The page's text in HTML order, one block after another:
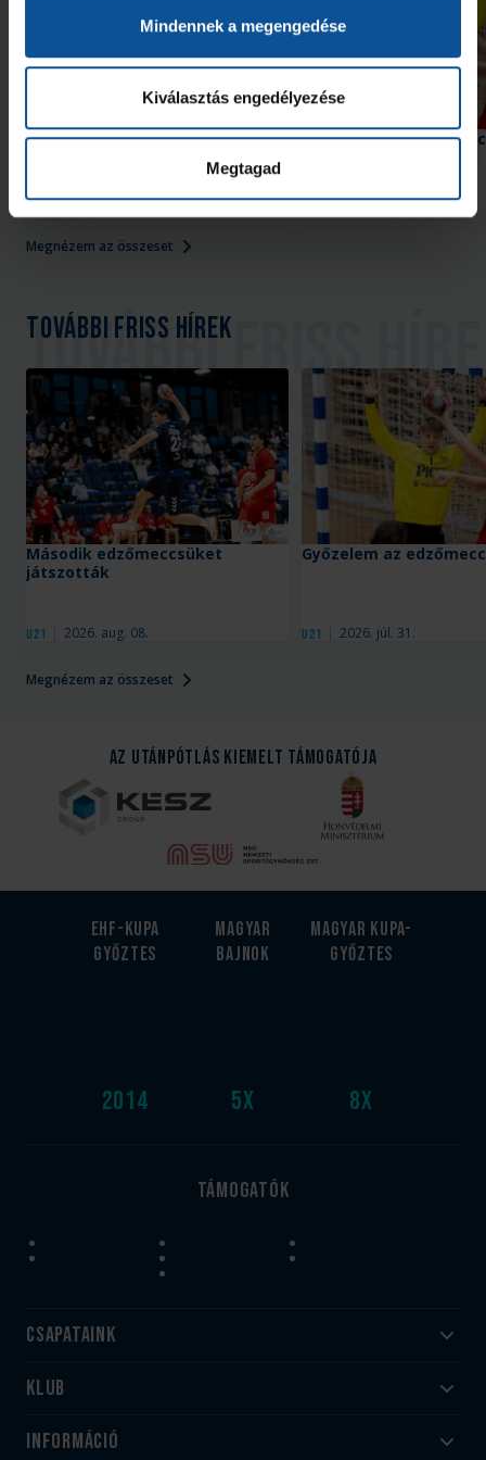
Mindennek a megengedése
Kiválasztás engedélyezése
Megtagad
Megnézem az összeset
U21 2026. aug. 08.
Második edzőmeccsüket
U21 2026. júl. 31.
Győzelem az
További friss hírek
Megnézem az összeset
U21 2026. aug. 08.
Második edzőmeccsüket
játszották
U21 2026. júl. 31.
Győzelem az
Az Utánpótlás kiemelt támogatója
EHF-Kupa
győztes
2014
Magyar
bajnok
5x
Magyar kupa-
győztes
8x
Támogatók
Csapataink
Felnőtt
Utánpótlás
Klub
#HandballFamily
Információ